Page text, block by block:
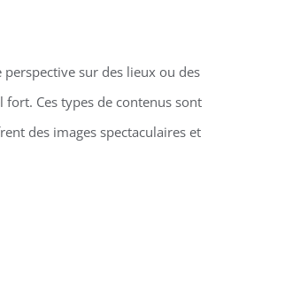
sur des lieux ou des
Ces types de contenus sont
des images spectaculaires et